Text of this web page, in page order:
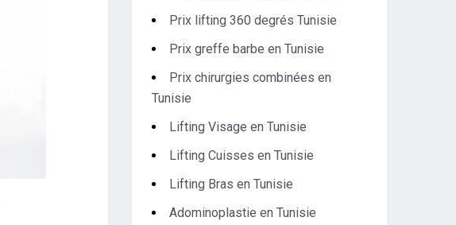
Prix lifting 360 degrés Tunisie
Prix greffe barbe en Tunisie
Prix chirurgies combinées en
Tunisie
Lifting Visage en Tunisie
Lifting Cuisses en Tunisie
Lifting Bras en Tunisie
Adominoplastie en Tunisie